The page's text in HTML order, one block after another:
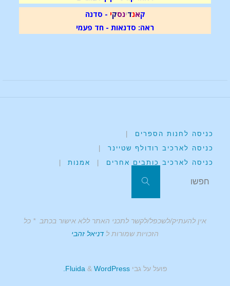
קאנדינסקי - סדנה
ראה: סדנאות - חד פעמי
כניסה לחנות הספרים
|
כניסה לארכיב רודולף שטיינר
|
כניסה לארכיב כותבים אחרים
| אמנות |
אין להעתיק/לשכפל/לקשר לתכני האתר ללא אישור בכתב * כל
הזכויות שמורות לדניאל זהבי
פועל על גבי Fluida
& WordPress.